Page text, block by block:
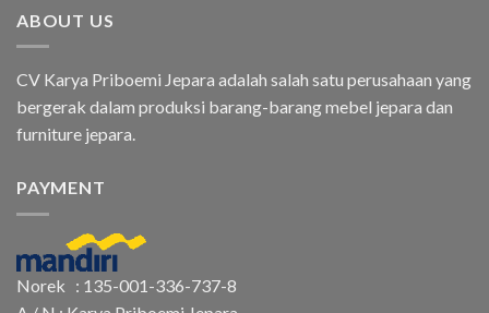
ABOUT US
CV Karya Priboemi Jepara adalah salah satu perusahaan yang
bergerak dalam produksi barang-barang mebel jepara dan
furniture jepara.
PAYMENT
Norek : 135-001-336-737-8